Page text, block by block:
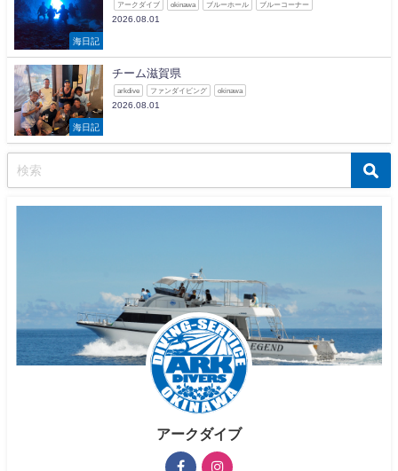
海日記
アークダイブ okinawa ブルーホール ブルーコーナー
2026.08.01
海日記
チーム滋賀県
arkdive ファンダイビング okinawa
2026.08.01
アークダイブ